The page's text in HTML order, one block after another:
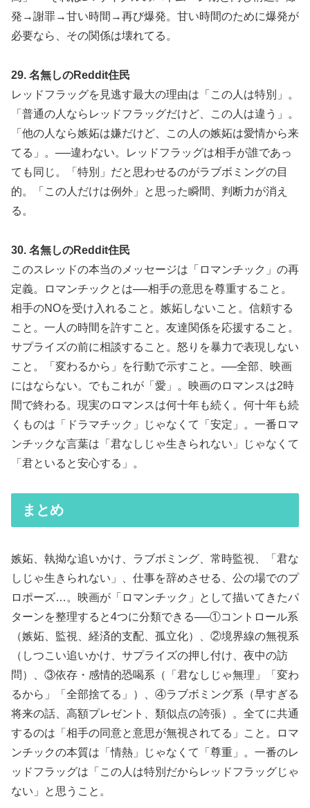
発→謝罪→甘い時間→再び爆発。甘い時間のために爆発が
必要なら、その関係は壊れてる。
29. 名無しのReddit住民
レッドフラッグを見逃す最大の理由は「この人は特別」。
「普通の人ならレッドフラッグだけど、この人は違う」。
「他の人なら嫉妬は嫌だけど、この人の嫉妬は愛情から来
てる」。──違わない。レッドフラッグは相手が誰であっ
ても同じ。「特別」だと思わせるのがラブボミングの目
的。「この人だけは例外」と思った瞬間、判断力が消え
る。
30. 名無しのReddit住民
このスレッドの本当のメッセージは「ロマンチック」の再
定義。ロマンチックとは──相手の意思を尊重すること。
相手のNOを受け入れること。嫉妬しないこと。信頼する
こと。一人の時間を許すこと。友達関係を応援すること。
サプライズの前に相談すること。怒りを暴力で表現しない
こと。「変わるから」を行動で示すこと。──全部、映画
にはならない。でもこれが「愛」。映画のロマンスは2時
間で終わる。現実のロマンスは何十年も続く。何十年も続
くものは「ドラマチック」じゃなくて「安定」。一番ロマ
ンチックな言葉は「君なしじゃ生きられない」じゃなくて
「君といると安心する」。
まとめ
嫉妬、執拗な追いかけ、ラブボミング、常時監視、「君な
しじゃ生きられない」、仕事を辞めさせる、公の場でのプ
ロポーズ…。映画が「ロマンチック」として描いてきたパ
ターンを整理すると4つに分類できる──①コントロール系
（嫉妬、監視、経済的支配、孤立化）、②境界線の無視系
（しつこい追いかけ、サプライズの押し付け、夜中の訪
問）、③依存・感情的恐喝系（「君なしじゃ無理」「変わ
るから」「全部捨てる」）、④ラブボミング系（早すぎる
将来の話、高額プレゼント、類似点の誇張）。全てに共通
するのは「相手の同意と意思が無視されてる」こと。ロマ
ンチックの本質は「情熱」じゃなくて「尊重」。一番のレ
ッドフラッグは「この人は特別だからレッドフラッグじゃ
ない」と思うこと。